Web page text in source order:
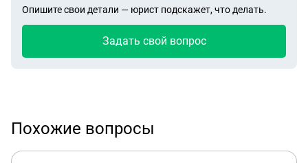
Опишите свои детали — юрист подскажет, что делать.
Задать свой вопрос
Похожие вопросы